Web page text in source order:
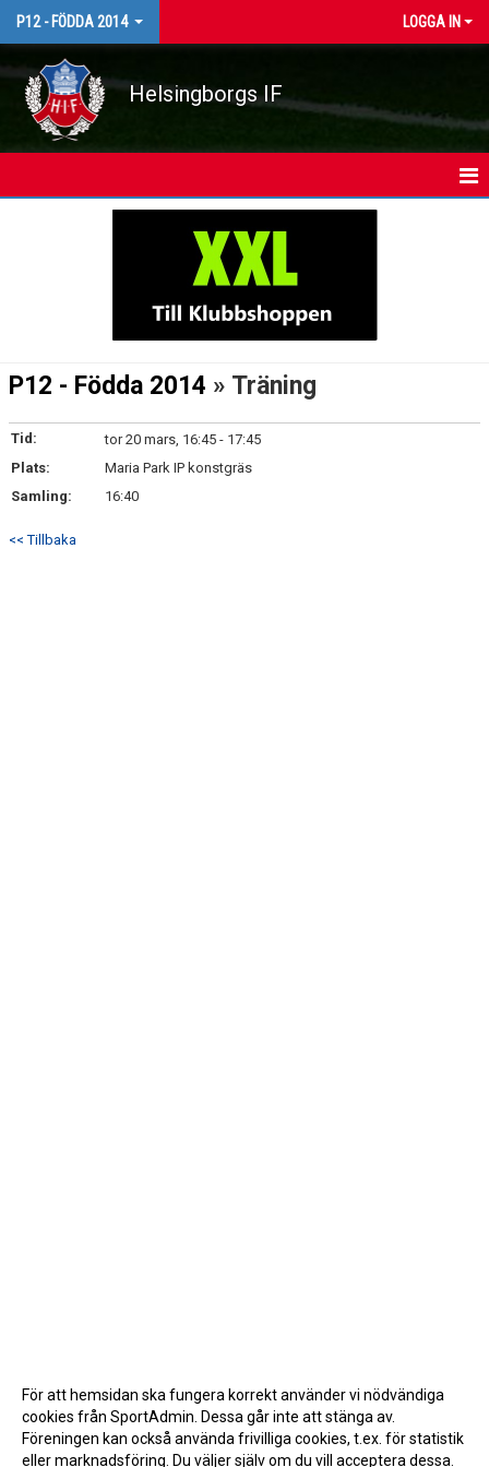
P12 - FÖDDA 2014 LOGGA IN
Helsingborgs IF
DOKUMENT
KONTAKT
P12 - Födda 2014 » Träning
Tid:
tor 20 mars, 16:45 - 17:45
Plats:
Maria Park IP konstgräs
Samling:
16:40
<< Tillbaka
För att hemsidan ska fungera korrekt använder vi nödvändiga
cookies från SportAdmin. Dessa går inte att stänga av.
Föreningen kan också använda frivilliga cookies, t.ex. för statistik
eller marknadsföring. Du väljer själv om du vill acceptera dessa.